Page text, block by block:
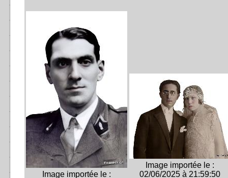
Image importée le :
Image importée le :
02/06/2025 à 21:59:50